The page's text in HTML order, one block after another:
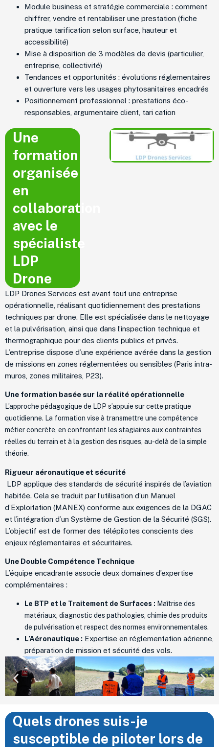
Module business et stratégie commerciale : comment
chiffrer, vendre et rentabiliser une prestation (fiche
pratique tarification selon surface, hauteur et
accessibilité)
Mise à disposition de 3 modèles de devis (particulier,
entreprise, collectivité)
Tendances et opportunités : évolutions réglementaires
et ouverture vers les usages phytosanitaires encadrés
Positionnement professionnel : prestations éco-
responsables, argumentaire client, tari cation
Une
formation
organisée
en
collaboration
avec le
spécialiste
LDP
Drone
LDP Drones Services est avant tout une entreprise
opérationnelle, réalisant quotidiennement des prestations
techniques par drone. Elle est spécialisée dans le nettoyage
et la pulvérisation, ainsi que dans l’inspection technique et
thermographique pour des clients publics et privés.
L’entreprise dispose d’une expérience avérée dans la gestion
de missions en zones réglementées ou sensibles (Paris intra-
muros, zones militaires, P23).
Une formation basée sur la réalité opérationnelle
L’approche pédagogique de LDP s’appuie sur cette pratique
quotidienne. La formation vise à transmettre une compétence
métier concrète, en confrontant les stagiaires aux contraintes
réelles du terrain et à la gestion des risques, au-delà de la simple
théorie.
Rigueur aéronautique et sécurité
LDP applique des standards de sécurité inspirés de l’aviation
habitée. Cela se traduit par l’utilisation d’un Manuel
d’Exploitation (MANEX) conforme aux exigences de la DGAC
et l’intégration d’un Système de Gestion de la Sécurité (SGS).
L’objectif est de former des télépilotes conscients des
enjeux réglementaires et sécuritaires.
Une Double Compétence Technique
L’équipe encadrante associe deux domaines d’expertise
complémentaires :
Le BTP et le Traitement de Surfaces : Maîtrise des
matériaux, diagnostic des pathologies, chimie des produits
de pulvérisation et respect des normes environnementales.
L’Aéronautique : Expertise en réglementation aérienne,
préparation de mission et sécurité des vols.
Quels drones suis-je
susceptible de piloter lors de